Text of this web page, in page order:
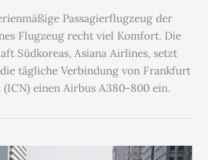
Passagierflugzeug der
Flugzeug recht viel Komfort. Die
Südkoreas, Asiana Airlines, setzt
tägliche Verbindung von Frankfurt
einen Airbus A380-800 ein.